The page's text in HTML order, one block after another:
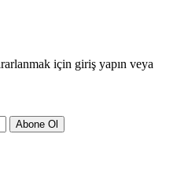
için giriş yapın veya
Abone Ol